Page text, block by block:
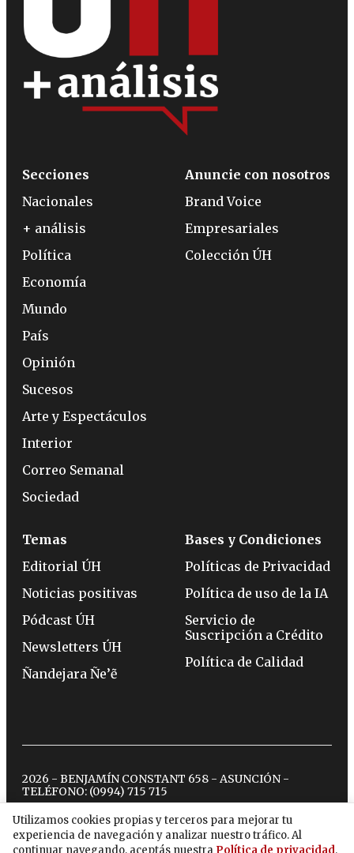
Utilizamos cookies propias y terceros para mejorar tu
experiencia de navegación y analizar nuestro tráfico. Al
continuar navegando, aceptás nuestra Política de privacidad .
Secciones
Nacionales
+ análisis
Política
Economía
Mundo
País
Opinión
Sucesos
Arte y Espectáculos
Interior
Correo Semanal
Sociedad
Anuncie con nosotros
Brand Voice
Empresariales
Colección ÚH
Temas
Editorial ÚH
Noticias positivas
Pódcast ÚH
Newsletters ÚH
Ñandejara Ñe’ẽ
Bases y Condiciones
Políticas de Privacidad
Política de uso de la IA
Servicio de
Suscripción a Crédito
Política de Calidad
2026 - BENJAMÍN CONSTANT 658 - ASUNCIÓN -
TELÉFONO: (0994) 715 715
twitterinstagram
facebook
tiktokyoutubespotify